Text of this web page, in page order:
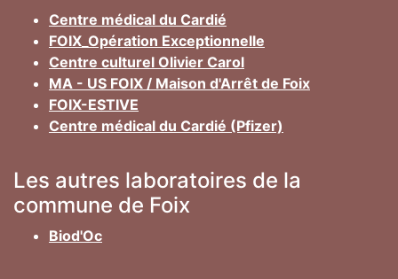
Centre médical du Cardié
FOIX_Opération Exceptionnelle
Centre culturel Olivier Carol
MA - US FOIX / Maison d'Arrêt de Foix
FOIX-ESTIVE
Centre médical du Cardié (Pfizer)
Les autres laboratoires de la
commune de Foix
Biod'Oc